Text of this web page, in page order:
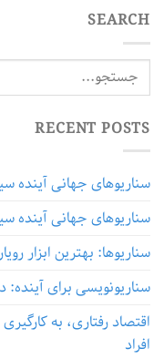
SEARCH
RECENT POSTS
سناریوهای جهانی آینده
سناریوهای جهانی آینده
سناریوها: بهترین ابزار
سناریونویسی برای
اقتصاد رفتاری، به
افراد